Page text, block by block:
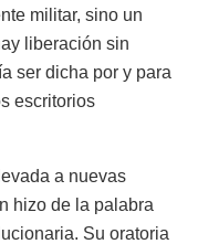
militar, sino un
liberación sin
ser dicha por y para
escritorios
a nuevas
hizo de la palabra
Su oratoria